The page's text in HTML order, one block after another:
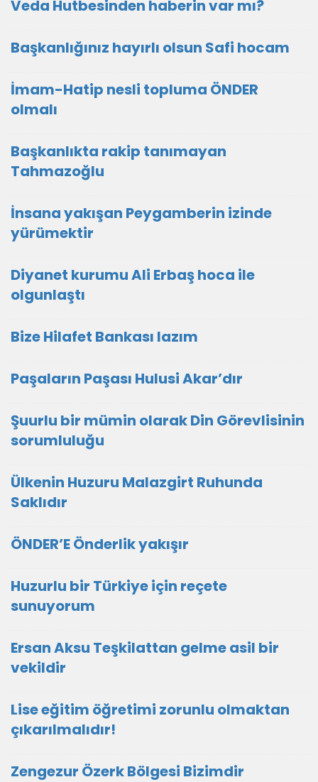
Veda Hutbesinden haberin var mı?
Başkanlığınız hayırlı olsun Safi hocam
İmam-Hatip nesli topluma ÖNDER
olmalı
Başkanlıkta rakip tanımayan
Tahmazoğlu
İnsana yakışan Peygamberin izinde
yürümektir
Diyanet kurumu Ali Erbaş hoca ile
olgunlaştı
Bize Hilafet Bankası lazım
Paşaların Paşası Hulusi Akar’dır
Şuurlu bir mümin olarak Din Görevlisinin
sorumluluğu
Ülkenin Huzuru Malazgirt Ruhunda
Saklıdır
ÖNDER’E Önderlik yakışır
Huzurlu bir Türkiye için reçete
sunuyorum
Ersan Aksu Teşkilattan gelme asil bir
vekildir
Lise eğitim öğretimi zorunlu olmaktan
çıkarılmalıdır!
Zengezur Özerk Bölgesi Bizimdir